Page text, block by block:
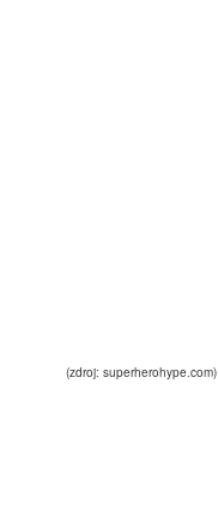
(zdroj: superherohype.com)